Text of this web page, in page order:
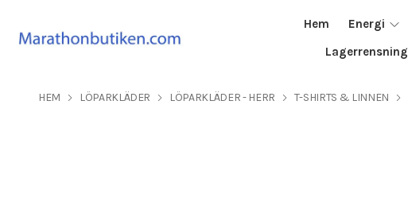
Hem Energi
Lagerrensning
HEM LÖPARKLÄDER LÖPARKLÄDER - HERR T-SHIRTS & LINNEN